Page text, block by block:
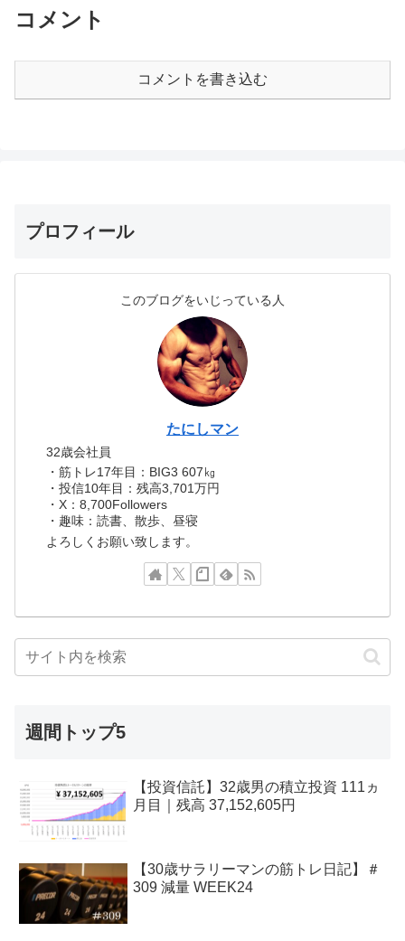
コメント
コメントを書き込む
プロフィール
このブログをいじっている人
たにしマン
32歳会社員
・筋トレ17年目：BIG3 607㎏
・投信10年目：残高3,701万円
・X：8,700Followers
・趣味：読書、散歩、昼寝
よろしくお願い致します。
週間トップ5
【投資信託】32歳男の積立投資 111ヵ
月目｜残高 37,152,605円
【30歳サラリーマンの筋トレ日記】＃
309 減量 WEEK24